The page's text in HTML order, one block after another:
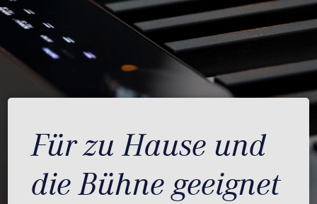
Für zu Hause und
die Bühne geeignet